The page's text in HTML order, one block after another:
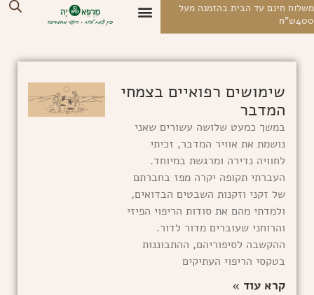
חינם עד הבית בהזמנה מעל
שימושים רפואיים בצמחי
המדבר
במשך כמעט שלושה עשורים שאני
נושמת את אוויר המדבר, זכיתי
לחוויה נדירה ומרגשת במיוחד.
העברתי תקופה יקרה מפז בחברתם
של זקני וזקנות השבטים הבדואים,
ולמדתי מהם את סודות הריפוי הפיזי
והרוחני שעוברים מדור לדור.
ההקשבה לסיפוריהם, ההתבוננות
בטקסי הריפוי העתיקים
קרא עוד »